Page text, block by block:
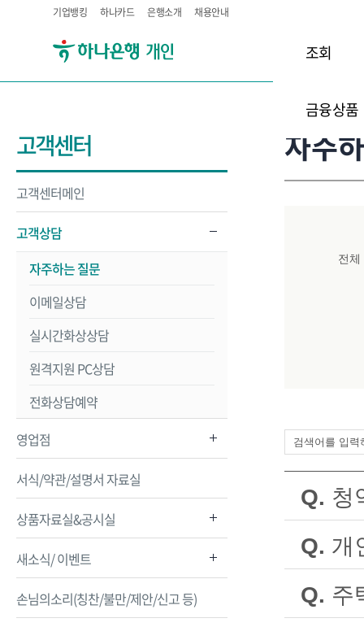
기업뱅킹 하나카드 은행소개 채용안내
조회
금융상품
고객센터
고객센터메인
고객상담
자주하는 질문
이메일상담
실시간화상상담
원격지원 PC상담
전화상담예약
영업점
서식/약관/설명서 자료실
상품자료실&공시실
새소식/ 이벤트
손님의소리(칭찬/불만/제안/신고 등)
자주
전체
Q. 청
A. 네~ 청약
청약예
Q. 개
A. 네, 개인
지신청
Q. 주
A. 『조세특